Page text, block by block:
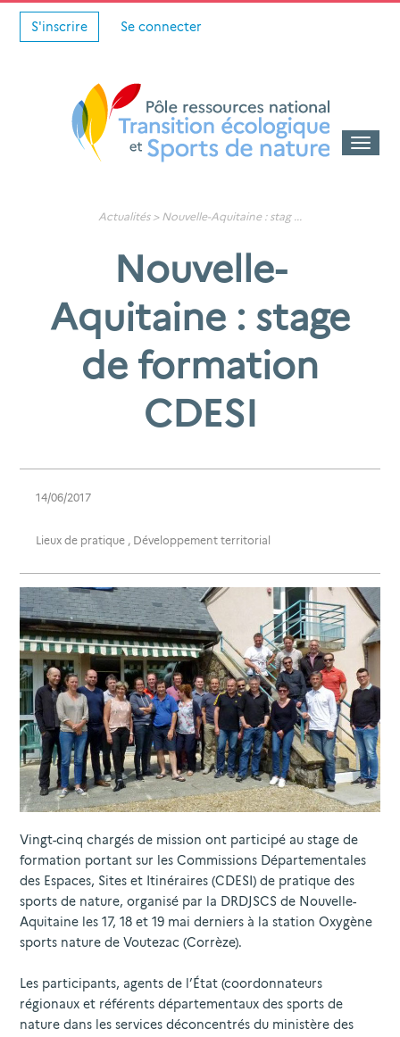
S'inscrire Se connecter
Toggle
Actualités> Nouvelle-Aquitaine : stag...
Nouvelle-
Aquitaine : stage
de formation
CDESI
14/06/2017
Lieux de pratique , Développement territorial
Vingt-cinq chargés de mission ont participé au stage de
formation portant sur les Commissions Départementales
des Espaces, Sites et Itinéraires (CDESI) de pratique des
sports de nature, organisé par la DRDJSCS de Nouvelle-
Aquitaine les 17, 18 et 19 mai derniers à la station Oxygène
sports nature de Voutezac (Corrèze).
Les participants, agents de l’État (coordonnateurs
régionaux et référents départementaux des sports de
nature dans les services déconcentrés du ministère des